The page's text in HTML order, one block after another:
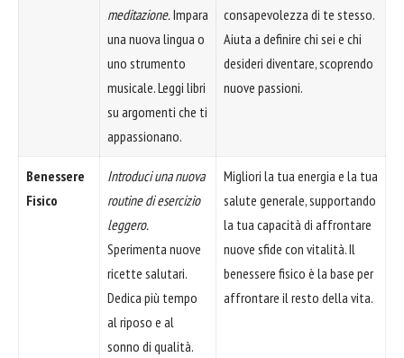
meditazione.Impara
una nuova lingua o
uno strumento
musicale. Leggi libri
su argomenti che ti
appassionano.
consapevolezza di te stesso.
Aiuta a definire chi sei e chi
desideri diventare, scoprendo
nuove passioni.
Benessere
Fisico
Introduci una nuova
routine di esercizio
leggero.
Sperimenta nuove
ricette salutari.
Dedica più tempo
al riposo e al
sonno di qualità.
Migliori la tua energia e la tua
salute generale, supportando
la tua capacità di affrontare
nuove sfide con vitalità. Il
benessere fisico è la base per
affrontare il resto della vita.